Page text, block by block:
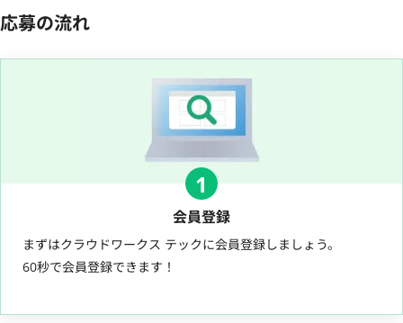
応募の流れ
1
会員登録
まずはクラウドワークス テックに会員登録しましょう。
60秒で会員登録できます！